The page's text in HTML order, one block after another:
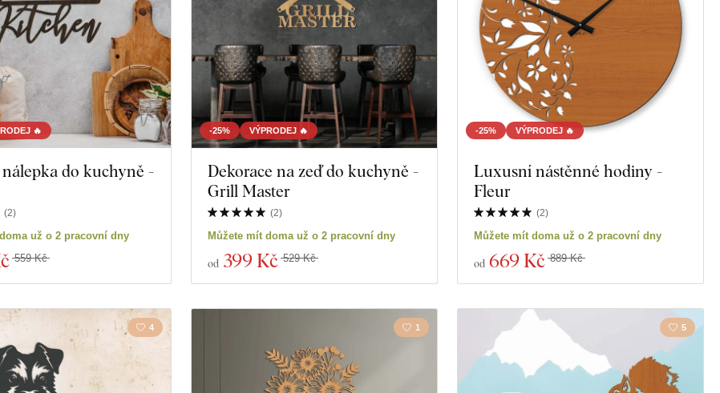
🔥
do kuchyně -
(2)
už o 2 pracovní dny
559 Kč
-25% VÝPRODEJ 🔥
Dekorace na zeď do kuchyně -
Grill Master
(2)
Můžete mít doma už o 2 pracovní dny
od 399 Kč 529 Kč
-25% VÝPRODEJ 🔥
Luxusní nástěnné hodiny -
Fleur
(2)
Můžete mít doma už o 2 pracovní dny
od 669 Kč 889 Kč
4 1 5